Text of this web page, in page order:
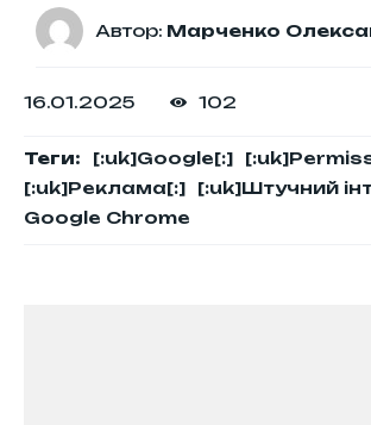
Автор: Марченко
16.01.2025 102
Теги: [:uk]Google[:]
[:uk]Реклама[:]
[:uk]Штучний
Google Chrome